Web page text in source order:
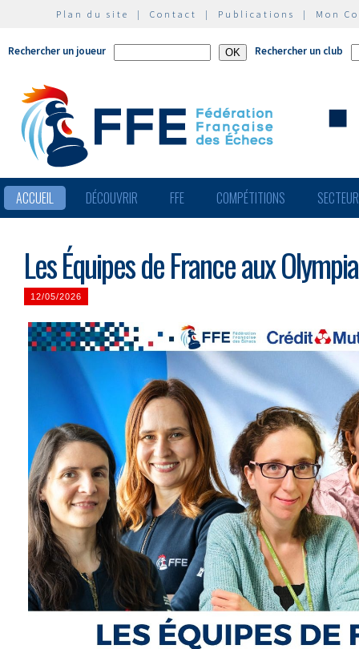
Plan du site | Contact | Publications | Mon
Rechercher un joueur Rechercher un club
ACCUEIL DÉCOUVRIR FFE COMPÉTITIONS
Les Équipes de France aux
12/05/2026